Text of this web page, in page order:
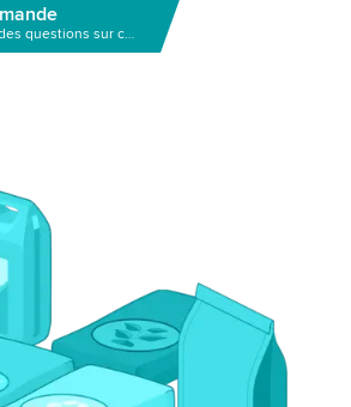
Avez-vous des questions sur ce produit?